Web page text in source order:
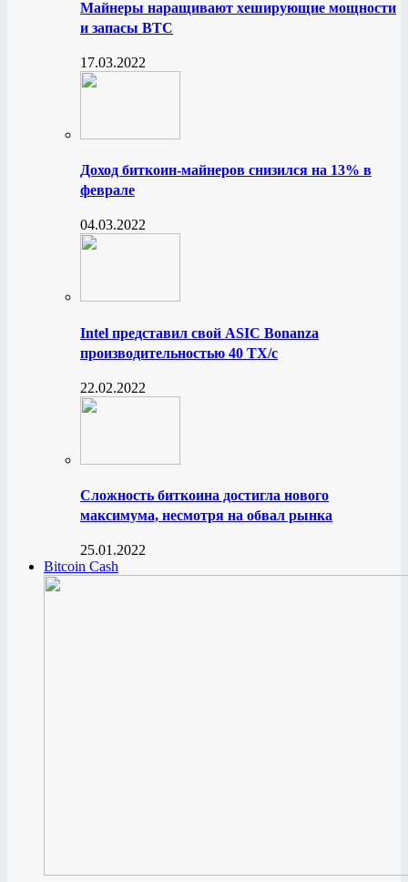
Майнеры наращивают хеширующие мощности
и запасы BTC
17.03.2022
Доход биткоин-майнеров снизился на 13% в
феврале
04.03.2022
Intel представил свой ASIC Bonanza
производительностью 40 ТХ/с
22.02.2022
Сложность биткоина достигла нового
максимума, несмотря на обвал рынка
25.01.2022
Bitcoin Cash